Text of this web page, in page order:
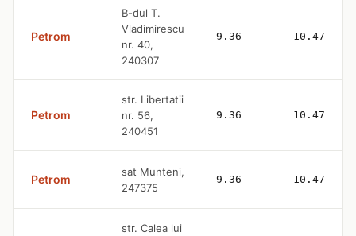
Petrom
B-dul T.
Vladimirescu
nr. 40,
240307
9.36 10.47
Petrom
str. Libertatii
nr. 56,
240451
9.36 10.47
Petrom
sat Munteni,
247375
9.36 10.47
str. Calea lui